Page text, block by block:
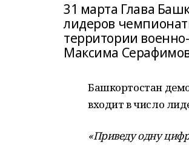
31 марта Глава
лидеров
территории
Максима
Башкортостан
входит в число
«Приведу одну